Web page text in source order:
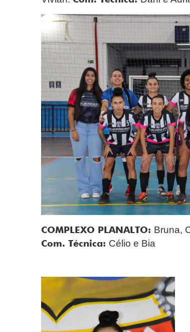
COMPLEXO PLANALTO: Bruna,
Com. Técnica: Célio e Bia